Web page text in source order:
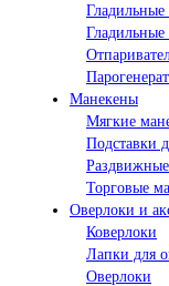
Гладильные
Гладильные
Манекены
Мягкие
Подставки
Торговые
Оверлоки и
Коверлоки
Лапки для
Оверлоки